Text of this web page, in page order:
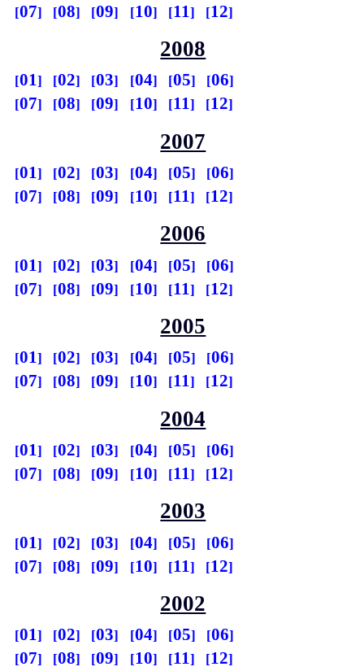
07
08 09 10 11 12
2008
01 02 03 04 05
06
07
08 09 10 11 12
2007
01 02 03 04 05
06
07
08 09 10 11 12
2006
01 02 03 04 05
06
07
08 09 10 11 12
2005
01 02 03 04 05
06
07
08 09 10 11 12
2004
01 02 03 04 05
06
07
08 09 10 11 12
2003
01 02 03 04 05
06
07
08 09 10 11 12
2002
01 02 03 04 05
06
07
08 09 10 11 12